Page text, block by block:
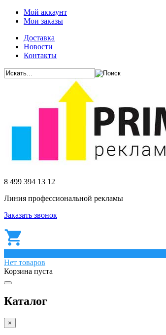
Мой аккаунт
Мои заказы
Доставка
Новости
Контакты
8 499 394 13 12
Линия профессиональной рекламы
Заказать звонок
Нет товаров
Корзина пуста
Каталог
×